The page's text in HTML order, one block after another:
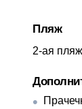
Пляж
2-ая